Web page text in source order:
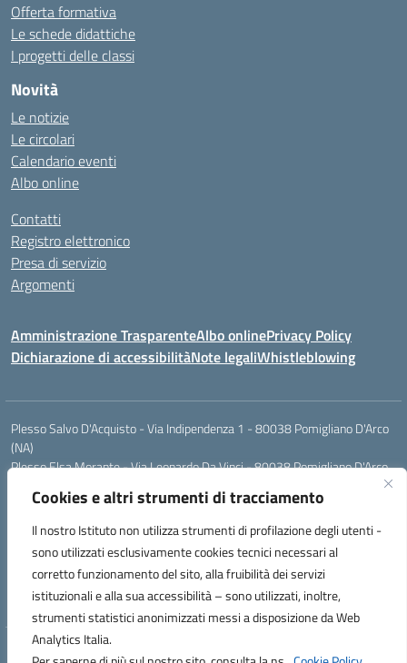
Cookies e altri strumenti di tracciamento
Il nostro Istituto non utilizza strumenti di profilazione degli utenti -
sono utilizzati esclusivamente cookies tecnici necessari al
corretto funzionamento del sito, alla fruibilità dei servizi
istituzionali e alla sua accessibilità – sono utilizzati, inoltre,
strumenti statistici anonimizzati messi a disposizione da Web
Analytics Italia.
Offerta formativa
Le schede didattiche
I progetti delle classi
Novità
Le notizie
Le circolari
Calendario eventi
Albo online
Contatti
Registro elettronico
Presa di servizio
Argomenti
Amministrazione TrasparenteAlbo onlinePrivacy Policy
Dichiarazione di accessibilitàNote legaliWhistleblowing
Plesso Salvo D'Acquisto - Via Indipendenza 1 - 80038 Pomigliano D'Arco
(NA)
Plesso Elsa Morante - Via Leonardo Da Vinci - 80038 Pomigliano D'Arco
Plesso Leone - Via Pascoli - 80038 Pomigliano D'Arco (NA)
Tel.:0813177304 - Mail: naic8g1003@istruzione.it - Pec:
Codice Univoco ufficio: UIECQ7
codice Meccanografico: NAIC8G1003
Codice Fiscale: 93076670632
Hosting & Powered by 3D Solution S.r.l.